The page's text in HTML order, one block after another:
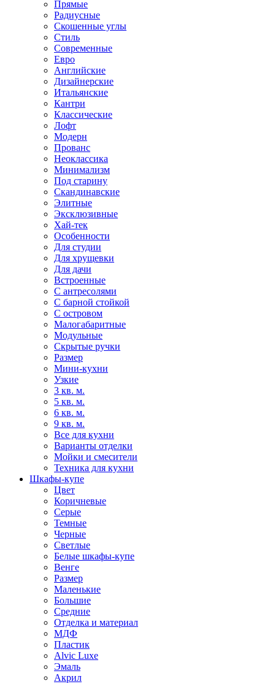
Прямые
Радиусные
Скошенные углы
Стиль
Современные
Евро
Английские
Дизайнерские
Итальянские
Кантри
Классические
Лофт
Модерн
Прованс
Неоклассика
Минимализм
Под старину
Скандинавские
Элитные
Эксклюзивные
Хай-тек
Особенности
Для студии
Для хрущевки
Для дачи
Встроенные
С антресолями
С барной стойкой
С островом
Малогабаритные
Модульные
Скрытые ручки
Размер
Мини-кухни
Узкие
3 кв. м.
5 кв. м.
6 кв. м.
9 кв. м.
Все для кухни
Варианты отделки
Мойки и смесители
Техника для кухни
Шкафы-купе
Цвет
Коричневые
Серые
Темные
Черные
Светлые
Белые шкафы-купе
Венге
Размер
Маленькие
Большие
Средние
Отделка и материал
МДФ
Пластик
Alvic Luxe
Эмаль
Акрил